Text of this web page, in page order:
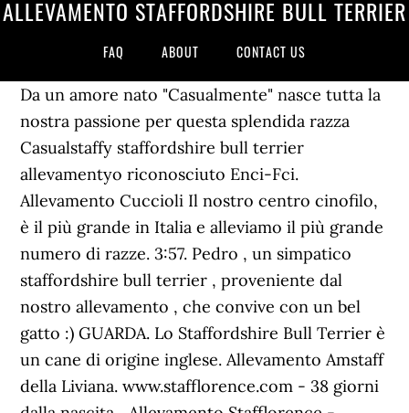
ALLEVAMENTO STAFFORDSHIRE BULL TERRIER
FAQ ABOUT CONTACT US
Da un amore nato "Casualmente" nasce tutta la
nostra passione per questa splendida razza
Casualstaffy staffordshire bull terrier
allevamentyo riconosciuto Enci-Fci.
Allevamento Cuccioli Il nostro centro cinofilo,
è il più grande in Italia e alleviamo il più grande
numero di razze. 3:57. Pedro , un simpatico
staffordshire bull terrier , proveniente dal
nostro allevamento , che convive con un bel
gatto :) GUARDA. Lo Staffordshire Bull Terrier è
un cane di origine inglese. Allevamento Amstaff
della Liviana. www.stafflorence.com - 38 giorni